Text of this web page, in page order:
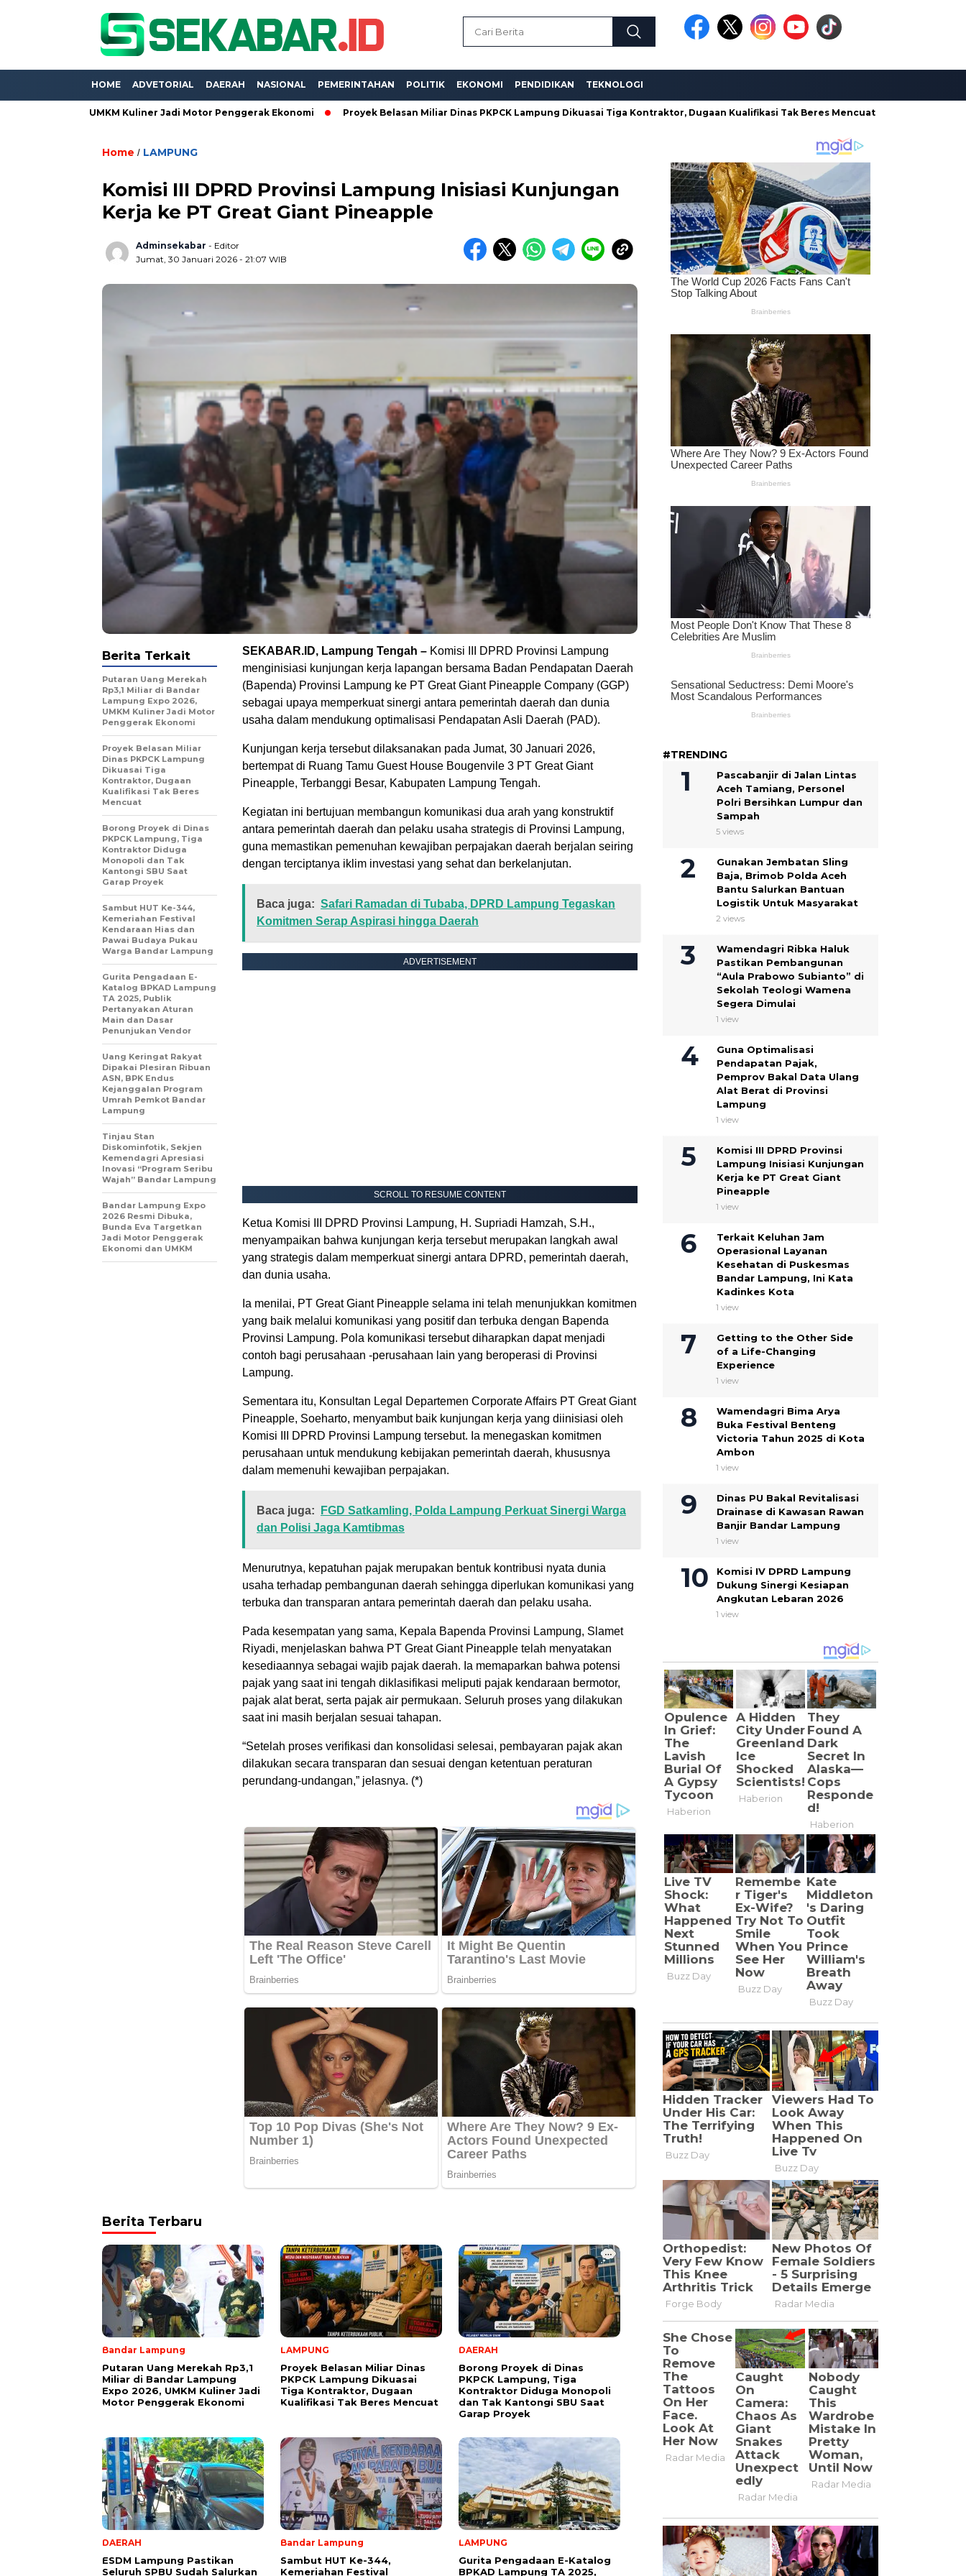
HOME ADVETORIAL DAERAH NASIONAL PEMERINTAHAN POLITIK EKONOMI PENDIDIKAN TEKNOLOGI
2026, UMKM Kuliner Jadi Motor Penggerak Ekonomi Proyek Belasan Miliar Dinas PKPCK Lampung Dikuasai Tiga Kontraktor, Dugaan Kualifikasi Tak Beres Mencuat Borong Proyek di
Home / LAMPUNG
Komisi III DPRD Provinsi Lampung Inisiasi Kunjungan
Kerja ke PT Great Giant Pineapple
Adminsekabar - Editor
Jumat, 30 Januari 2026 - 21:07 WIB
SEKABAR.ID, Lampung Tengah – Komisi III DPRD Provinsi Lampung
menginisiasi kunjungan kerja lapangan bersama Badan Pendapatan Daerah
(Bapenda) Provinsi Lampung ke PT Great Giant Pineapple Company (GGP)
sebagai upaya memperkuat sinergi antara pemerintah daerah dan dunia
usaha dalam mendukung optimalisasi Pendapatan Asli Daerah (PAD).
Kunjungan kerja tersebut dilaksanakan pada Jumat, 30 Januari 2026,
bertempat di Ruang Tamu Guest House Bougenvile 3 PT Great Giant
Pineapple, Terbanggi Besar, Kabupaten Lampung Tengah.
Kegiatan ini bertujuan membangun komunikasi dua arah yang konstruktif
antara pemerintah daerah dan pelaku usaha strategis di Provinsi Lampung,
guna memastikan pemenuhan kewajiban perpajakan daerah berjalan seiring
dengan terciptanya iklim investasi yang sehat dan berkelanjutan.
Baca juga: Safari Ramadan di Tubaba, DPRD Lampung Tegaskan
Komitmen Serap Aspirasi hingga Daerah
ADVERTISEMENT
SCROLL TO RESUME CONTENT
Ketua Komisi III DPRD Provinsi Lampung, H. Supriadi Hamzah, S.H.,
menyampaikan bahwa kunjungan kerja tersebut merupakan langkah awal
yang strategis dalam memperkuat sinergi antara DPRD, pemerintah daerah,
dan dunia usaha.
Ia menilai, PT Great Giant Pineapple selama ini telah menunjukkan komitmen
yang baik melalui komunikasi yang positif dan terbuka dengan Bapenda
Provinsi Lampung. Pola komunikasi tersebut diharapkan dapat menjadi
contoh bagi perusahaan -perusahaan lain yang beroperasi di Provinsi
Lampung.
Sementara itu, Konsultan Legal Departemen Corporate Affairs PT Great Giant
Pineapple, Soeharto, menyambut baik kunjungan kerja yang diinisiasi oleh
Komisi III DPRD Provinsi Lampung tersebut. Ia menegaskan komitmen
perusahaan untuk mendukung kebijakan pemerintah daerah, khususnya
dalam memenuhi kewajiban perpajakan.
Baca juga:
FGD Satkamling, Polda Lampung Perkuat Sinergi Warga
dan Polisi Jaga Kamtibmas
Menurutnya, kepatuhan pajak merupakan bentuk kontribusi nyata dunia
usaha terhadap pembangunan daerah sehingga diperlukan komunikasi yang
terbuka dan transparan antara pemerintah daerah dan pelaku usaha.
Pada kesempatan yang sama, Kepala Bapenda Provinsi Lampung, Slamet
Riyadi, menjelaskan bahwa PT Great Giant Pineapple telah menyatakan
kesediaannya sebagai wajib pajak daerah. Ia memaparkan bahwa potensi
pajak yang saat ini tengah diklasifikasi meliputi pajak kendaraan bermotor,
pajak alat berat, serta pajak air permukaan. Seluruh proses yang dilakukan
saat ini masih berjalan sesuai tahapan.
“Setelah proses verifikasi dan konsolidasi selesai, pembayaran pajak akan
dilakukan secara transparan dan sesuai dengan ketentuan peraturan
perundang-undangan,” jelasnya. (*)
Berita Terkait
Putaran Uang Merekah
Rp3,1 Miliar di Bandar
Lampung Expo 2026,
UMKM Kuliner Jadi Motor
Penggerak Ekonomi
Proyek Belasan Miliar
Dinas PKPCK Lampung
Dikuasai Tiga
Kontraktor, Dugaan
Kualifikasi Tak Beres
Mencuat
Borong Proyek di Dinas
PKPCK Lampung, Tiga
Kontraktor Diduga
Monopoli dan Tak
Kantongi SBU Saat
Garap Proyek
Sambut HUT Ke-344,
Kemeriahan Festival
Kendaraan Hias dan
Pawai Budaya Pukau
Warga Bandar Lampung
Gurita Pengadaan E-
Katalog BPKAD Lampung
TA 2025, Publik
Pertanyakan Aturan
Main dan Dasar
Penunjukan Vendor
Uang Keringat Rakyat
Dipakai Plesiran Ribuan
ASN, BPK Endus
Kejanggalan Program
Umrah Pemkot Bandar
Lampung
Tinjau Stan
Diskominfotik, Sekjen
Kemendagri Apresiasi
Inovasi “Program Seribu
Wajah” Bandar Lampung
Bandar Lampung Expo
2026 Resmi Dibuka,
Bunda Eva Targetkan
Jadi Motor Penggerak
Ekonomi dan UMKM
Berita Terbaru
Bandar Lampung
Putaran Uang Merekah Rp3,1
Miliar di Bandar Lampung
Expo 2026, UMKM Kuliner Jadi
Motor Penggerak Ekonomi
LAMPUNG
Proyek Belasan Miliar Dinas
PKPCK Lampung Dikuasai
Tiga Kontraktor, Dugaan
Kualifikasi Tak Beres Mencuat
DAERAH
Borong Proyek di Dinas
PKPCK Lampung, Tiga
Kontraktor Diduga Monopoli
dan Tak Kantongi SBU Saat
Garap Proyek
DAERAH
ESDM Lampung Pastikan
Seluruh SPBU Sudah Salurkan
Bandar Lampung
Sambut HUT Ke-344,
Kemeriahan Festival
LAMPUNG
Gurita Pengadaan E-Katalog
BPKAD Lampung TA 2025,
#TRENDING
Pascabanjir di Jalan Lintas
Aceh Tamiang, Personel
Polri Bersihkan Lumpur dan
Sampah
5 views
Gunakan Jembatan Sling
Baja, Brimob Polda Aceh
Bantu Salurkan Bantuan
Logistik Untuk Masyarakat
2 views
Wamendagri Ribka Haluk
Pastikan Pembangunan
“Aula Prabowo Subianto” di
Sekolah Teologi Wamena
Segera Dimulai
1 view
Guna Optimalisasi
Pendapatan Pajak,
Pemprov Bakal Data Ulang
Alat Berat di Provinsi
Lampung
1 view
Komisi III DPRD Provinsi
Lampung Inisiasi Kunjungan
Kerja ke PT Great Giant
Pineapple
1 view
Terkait Keluhan Jam
Operasional Layanan
Kesehatan di Puskesmas
Bandar Lampung, Ini Kata
Kadinkes Kota
1 view
Getting to the Other Side
of a Life-Changing
Experience
1 view
Wamendagri Bima Arya
Buka Festival Benteng
Victoria Tahun 2025 di Kota
Ambon
1 view
Dinas PU Bakal Revitalisasi
Drainase di Kawasan Rawan
Banjir Bandar Lampung
1 view
Komisi IV DPRD Lampung
Dukung Sinergi Kesiapan
Angkutan Lebaran 2026
1 view